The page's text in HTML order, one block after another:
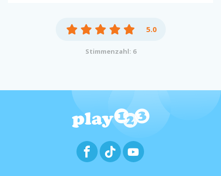
5.0
Stimmenzahl: 6